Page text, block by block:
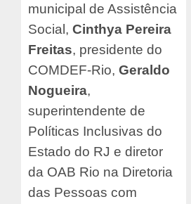
municipal de Assistência
Social, Cinthya Pereira
Freitas, presidente do
COMDEF-Rio, Geraldo
Nogueira,
superintendente de
Políticas Inclusivas do
Estado do RJ e diretor
da OAB Rio na Diretoria
das Pessoas com